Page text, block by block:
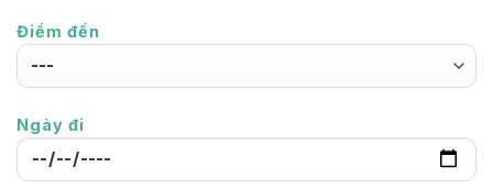
Điểm đến
Ngày đi